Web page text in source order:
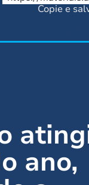
Copie e
ano,